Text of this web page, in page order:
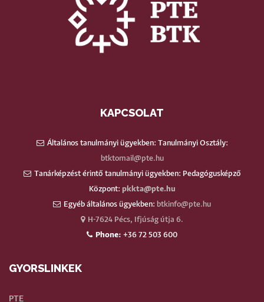
KAPCSOLAT
Általános tanulmányi ügyekben: Tanulmányi Osztály:
btktomail@pte.hu
Tanárképzést érintő tanulmányi ügyekben: Pedagógusképző
Központ: pkkta@pte.hu
Egyéb általános ügyekben: btkinfo@pte.hu
H-7624 Pécs, Ifjúság útja 6.
Phone: +36 72 503 600
GYORSLINKEK
PTE